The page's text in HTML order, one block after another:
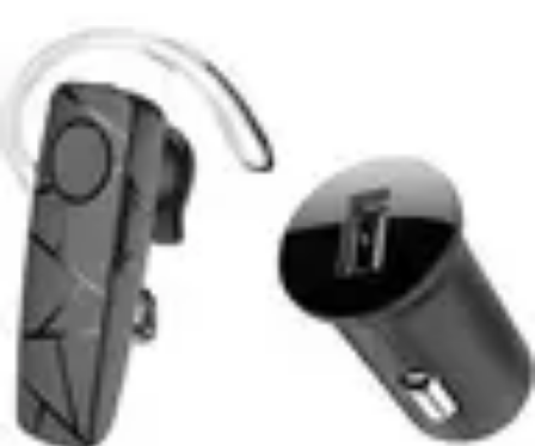
Objets Connectés
Guides et Tutoriels
connectés
TendancesObjets connectés
Connect Belgium